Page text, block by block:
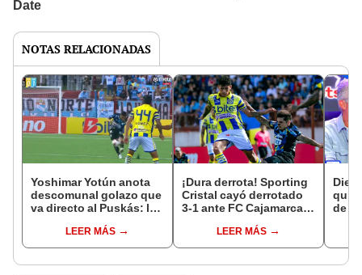
NOTAS RELACIONADAS
Yoshimar Yotún anota
descomunal golazo que
va directo al Puskás: le
para el 1-0 de Sporting
Cristal
LEER MÁS
¡Dura derrota! Sporting
Cristal cayó derrotado
3-1 ante FC Cajamarca y
Torneo Apertura 2026
LEER MÁS
de